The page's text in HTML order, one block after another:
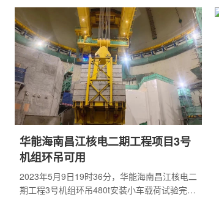
华能海南昌江核电二期工程项目3号
机组环吊可用
2023年5月9日19时36分，华能海南昌江核电二
期工程3号机组环吊480t安装小车载荷试验完